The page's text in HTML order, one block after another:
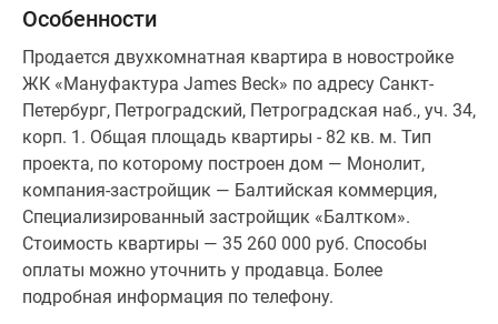
Особенности
Продается двухкомнатная квартира в новостройке
ЖК «Мануфактура James Beck» по адресу Санкт-
Петербург, Петроградский, Петроградская наб., уч. 34,
корп. 1. Общая площадь квартиры - 82 кв. м. Тип
проекта, по которому построен дом — Монолит,
компания-застройщик — Балтийская коммерция,
Специализированный застройщик «Балтком».
Стоимость квартиры — 35 260 000 руб. Способы
оплаты можно уточнить у продавца. Более
подробная информация по телефону.